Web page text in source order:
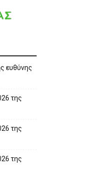
ευθύνης
της
της
της